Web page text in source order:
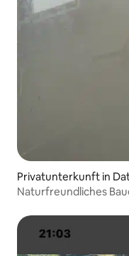
Privatunterkunft in
Naturfreundliches